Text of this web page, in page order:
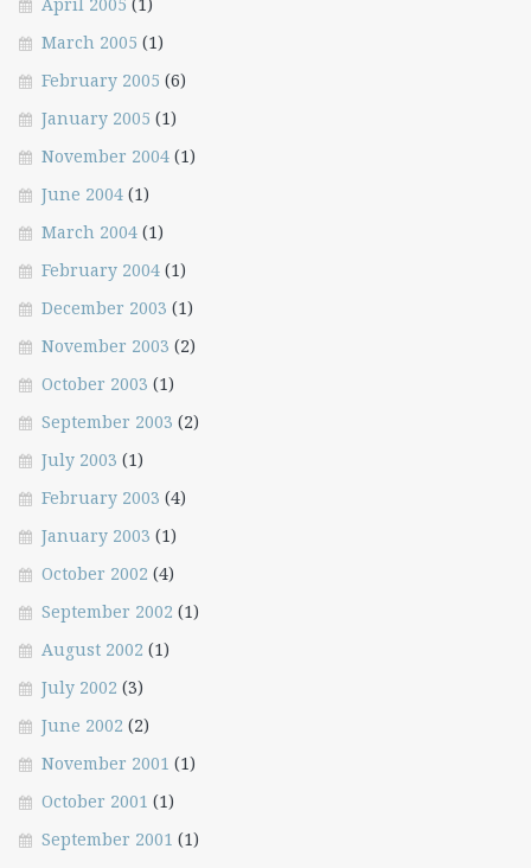
March 2005 (1)
February 2005 (6)
January 2005 (1)
November 2004 (1)
June 2004 (1)
March 2004 (1)
February 2004 (1)
December 2003 (1)
November 2003 (2)
October 2003 (1)
September 2003 (2)
July 2003 (1)
February 2003 (4)
January 2003 (1)
October 2002 (4)
September 2002 (1)
August 2002 (1)
July 2002 (3)
June 2002 (2)
November 2001 (1)
October 2001 (1)
September 2001 (1)